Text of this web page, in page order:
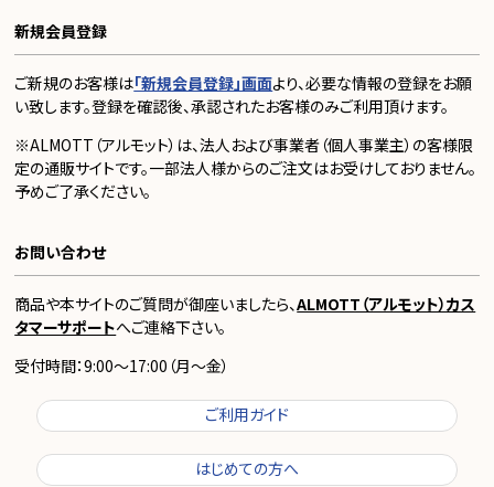
新規会員登録
ご新規のお客様は「新規会員登録」画面より、必要な情報の登録をお願
い致します。登録を確認後、承認されたお客様のみご利用頂けます。
※ALMOTT（アルモット）は、法人および事業者（個人事業主）の客様限
定の通販サイトです。一部法人様からのご注文はお受けしておりません。
予めご了承ください。
お問い合わせ
商品や本サイトのご質問が御座いましたら、ALMOTT（アルモット）カス
タマーサポートへご連絡下さい。
受付時間：9:00～17:00（月～金）
ご利用ガイド
はじめての方へ